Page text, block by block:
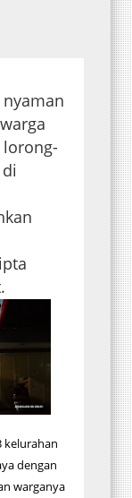
kelurahan
dengan
warganya